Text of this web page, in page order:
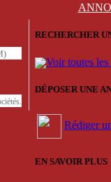
RECHERCHER
Voir toutes les
DÉPOSER UNE
Rédiger
EN SAVOIR PLUS